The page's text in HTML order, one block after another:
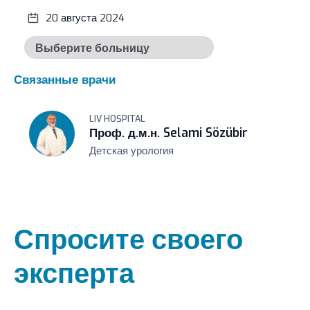
20 августа 2024
Связанные врачи
LIV HOSPITAL
Проф. д.м.н. Selami Sözübir
Детская урология
Спросите своего
эксперта